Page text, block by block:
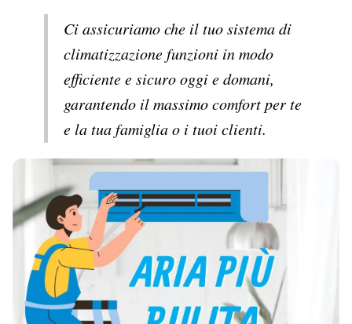
Ci assicuriamo che il tuo sistema di
climatizzazione funzioni in modo
efficiente e sicuro oggi e domani,
garantendo il massimo comfort per te
e la tua famiglia o i tuoi clienti.